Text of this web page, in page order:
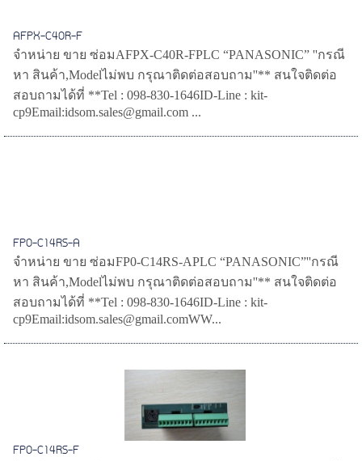
AFPX-C40R-F
จำหน่าย ขาย ซ่อมAFPX-C40R-FPLC “PANASONIC” ''กรณี
หา สินค้า,Modelไม่พบ กรุณาติดต่อสอบถาม''** สนใจติดต่อ
สอบถามได้ที่ **Tel : 098-830-1646ID-Line : kit-
cp9Email:idsom.sales@gmail.com ...
FP0-C14RS-A
จำหน่าย ขาย ซ่อมFP0-C14RS-APLC “PANASONIC”''กรณี
หา สินค้า,Modelไม่พบ กรุณาติดต่อสอบถาม''** สนใจติดต่อ
สอบถามได้ที่ **Tel : 098-830-1646ID-Line : kit-
cp9Email:idsom.sales@gmail.comWW...
FP0-C14RS-F